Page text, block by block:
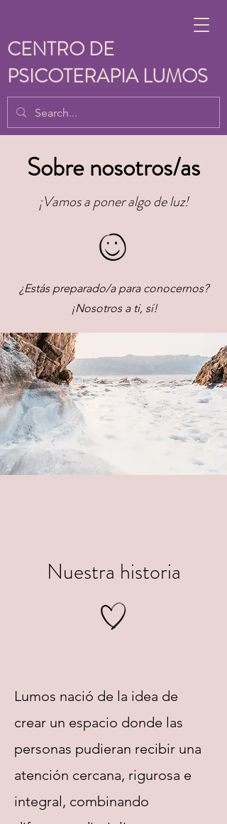
CENTRO DE
PSICOTERAPIA LUMOS
Sobre nosotros/as
¡Vamos a poner algo de luz!
¿Estás preparado/a para conocernos?
¡Nosotros a ti, sí!
Nuestra historia
Lumos nació de la idea de
crear un espacio donde las
personas pudieran recibir una
atención cercana, rigurosa e
integral, combinando